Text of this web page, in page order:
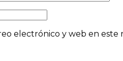
electrónico y web en